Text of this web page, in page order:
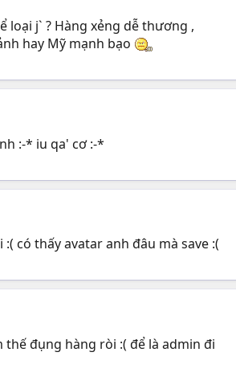
loại j` ? Hàng xẻng dễ thương ,
hay Mỹ mạnh bạo
:-* iu qa' cơ :-*
có thấy avatar anh đâu mà save :(
thế đụng hàng ròi :( để là admin đi